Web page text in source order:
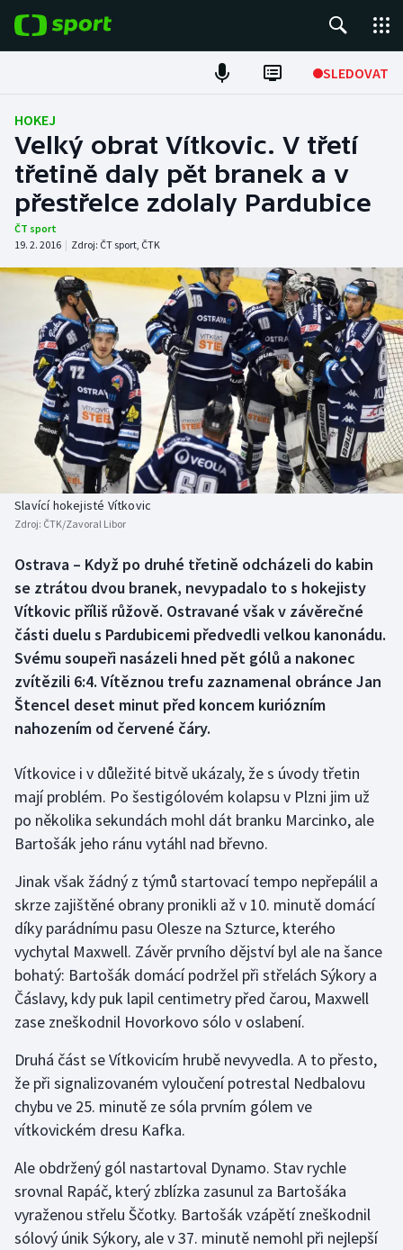
SLEDOVAT
Fotbal
Hokej
Tenis
Atletika
Cyklistika
DALŠÍ SPORTY
Americký fotbal
Baseball a softbal
Basketbal
Biatlon
Box
Curling
Dostihy
Florbal
Golf
Gymnastika
Házená
Jezdectví
Judo
Krasobruslení
Lezení
Lyže a snowboard
Motorsport
Olympijské hry
NEPŘEHLÉDNĚTE
Soutěže
Historické návraty
Aplikace ČT sport
HOKEJ
Velký obrat Vítkovic. V třetí
třetině daly pět branek a v
přestřelce zdolaly Pardubice
ČT sport
19. 2. 2016 | Zdroj: ČT sport, ČTK
Slavící hokejisté Vítkovic
Zdroj: ČTK/Zavoral Libor
Ostrava – Když po druhé třetině odcházeli do kabin
se ztrátou dvou branek, nevypadalo to s hokejisty
Vítkovic příliš růžově. Ostravané však v závěrečné
části duelu s Pardubicemi předvedli velkou kanonádu.
Svému soupeři nasázeli hned pět gólů a nakonec
zvítězili 6:4. Vítěznou trefu zaznamenal obránce Jan
Štencel deset minut před koncem kuriózním
nahozením od červené čáry.
Vítkovice i v důležité bitvě ukázaly, že s úvody třetin
mají problém. Po šestigólovém kolapsu v Plzni jim už
po několika sekundách mohl dát branku Marcinko, ale
Bartošák jeho ránu vytáhl nad břevno.
Jinak však žádný z týmů startovací tempo nepřepálil a
skrze zajištěné obrany pronikli až v 10. minutě domácí
díky parádnímu pasu Olesze na Szturce, kterého
vychytal Maxwell. Závěr prvního dějství byl ale na šance
bohatý: Bartošák domácí podržel při střelách Sýkory a
Čáslavy, kdy puk lapil centimetry před čarou, Maxwell
zase zneškodnil Hovorkovo sólo v oslabení.
Druhá část se Vítkovicím hrubě nevyvedla. A to přesto,
že při signalizovaném vyloučení potrestal Nedbalovu
chybu ve 25. minutě ze sóla prvním gólem ve
vítkovickém dresu Kafka.
Ale obdržený gól nastartoval Dynamo. Stav rychle
srovnal Rapáč, který zblízka zasunul za Bartošáka
vyraženou střelu Ščotky. Bartošák vzápětí zneškodnil
sólový únik Sýkory, ale v 37. minutě nemohl při nejlepší